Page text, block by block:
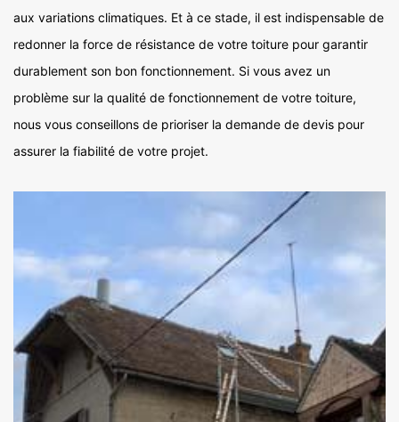
aux variations climatiques. Et à ce stade, il est indispensable de
redonner la force de résistance de votre toiture pour garantir
durablement son bon fonctionnement. Si vous avez un
problème sur la qualité de fonctionnement de votre toiture,
nous vous conseillons de prioriser la demande de devis pour
assurer la fiabilité de votre projet.